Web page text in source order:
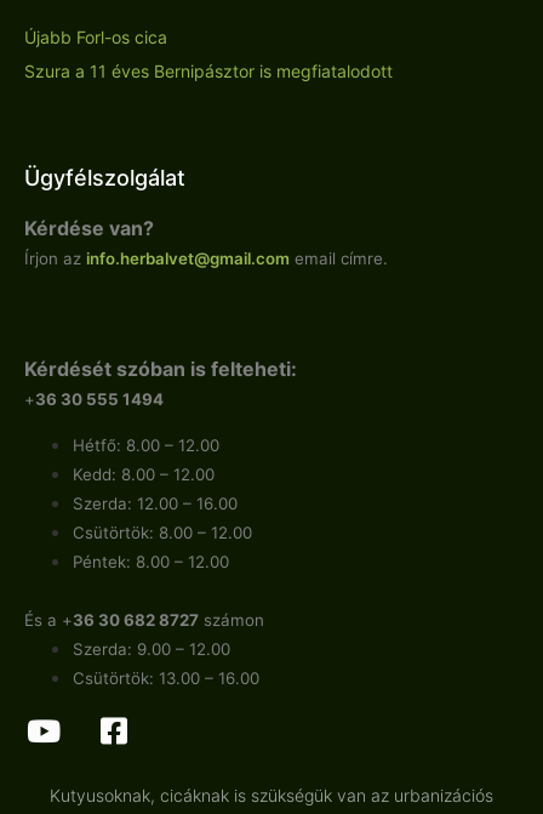
Újabb Forl-os cica
Szura a 11 éves Bernipásztor is megfiatalodott
Ügyfélszolgálat
Kérdése van?
Írjon az info.herbalvet@gmail.com email címre.
Kérdését szóban is felteheti:
+36 30 555 1494
Hétfő: 8.00 – 12.00
Kedd: 8.00 – 12.00
Szerda: 12.00 – 16.00
Csütörtök: 8.00 – 12.00
Péntek: 8.00 – 12.00
És a +36 30 682 8727 számon
Szerda: 9.00 – 12.00
Csütörtök: 13.00 – 16.00
Kutyusoknak, cicáknak is szükségük van az urbanizációs